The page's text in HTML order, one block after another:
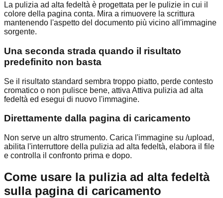
La pulizia ad alta fedeltà è progettata per le pulizie in cui il
colore della pagina conta. Mira a rimuovere la scrittura
mantenendo l'aspetto del documento più vicino all'immagine
sorgente.
Una seconda strada quando il risultato
predefinito non basta
Se il risultato standard sembra troppo piatto, perde contesto
cromatico o non pulisce bene, attiva Attiva pulizia ad alta
fedeltà ed esegui di nuovo l'immagine.
Direttamente dalla pagina di caricamento
Non serve un altro strumento. Carica l'immagine su /upload,
abilita l'interruttore della pulizia ad alta fedeltà, elabora il file
e controlla il confronto prima e dopo.
Come usare la pulizia ad alta fedeltà
sulla pagina di caricamento